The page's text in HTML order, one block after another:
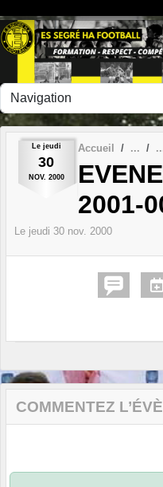
Le jeudi
30
NOV. 2000
Accueil
2001-
Le jeudi 30 nov. 2000
COMMENTEZ